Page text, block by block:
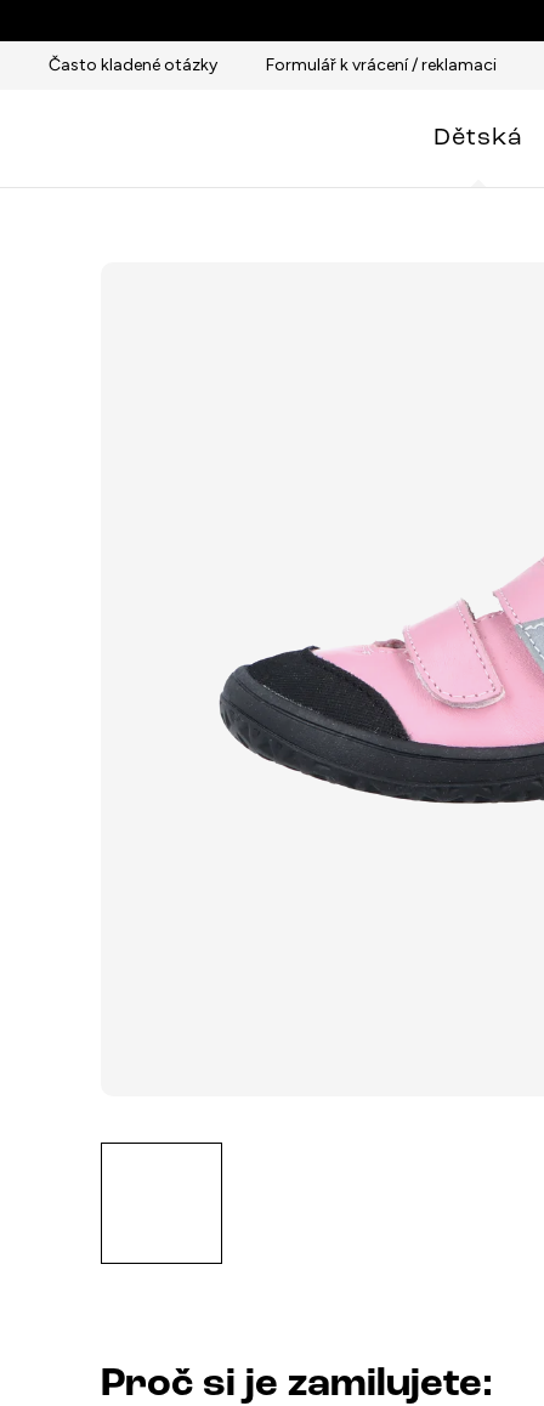
na
obsahČasto kladené otázky Formulář k vrácení / reklamaci
Dětská
Proč si je zamilujete: